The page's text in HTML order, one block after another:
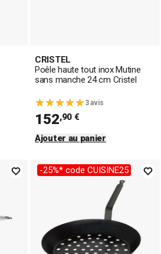
CRISTEL
Poêle haute tout inox Mutine
sans manche 24 cm Cristel
3 avis
152,90 €
Ajouter au panier
-25%* code CUISINE25